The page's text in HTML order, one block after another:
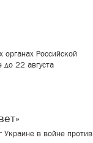
Российской
22 августа
в войне против